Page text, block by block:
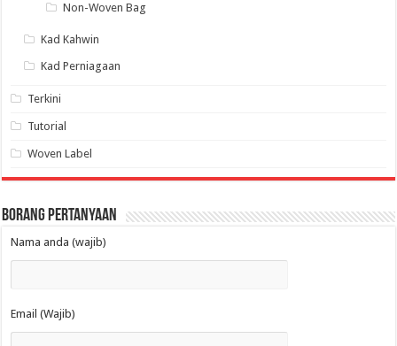
Non-Woven Bag
Kad Kahwin
Kad Perniagaan
Terkini
Tutorial
Woven Label
Borang Pertanyaan
Nama anda (wajib)
Email (Wajib)